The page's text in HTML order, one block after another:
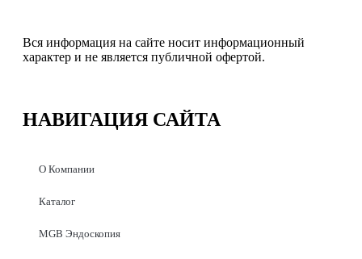
Вся информация на сайте носит информационный
характер и не является публичной офертой.
НАВИГАЦИЯ САЙТА
О Компании
Каталог
MGB Эндоскопия